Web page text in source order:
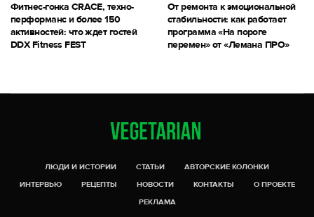
Фитнес-гонка CRACE, техно-
перформанс и более 150
активностей: что ждет гостей
DDX Fitness FEST
От ремонта к эмоциональной
стабильности: как работает
программа «На пороге
перемен» от «Лемана ПРО»
ЛЮДИ И ИСТОРИИ СТАТЬИ
АВТОРСКИЕ КОЛОНКИ
ИНТЕРВЬЮ
РЕЦЕПТЫ НОВОСТИ КОНТАКТЫ
О ПРОЕКТЕ
РЕКЛАМА